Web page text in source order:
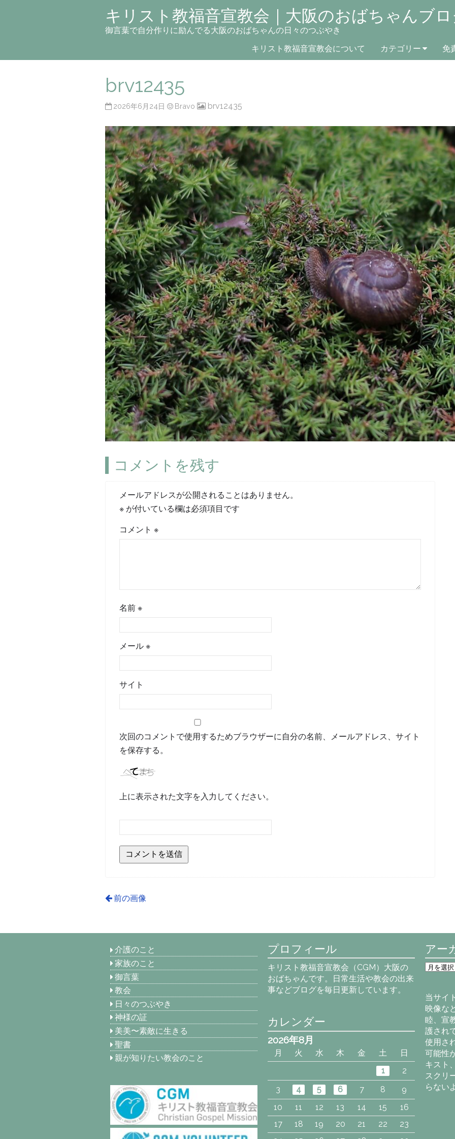
キリスト教福音宣教会｜大阪のおばちゃんブ
御言葉で自分作りに励んでる大阪のおばちゃんの日々のつぶやき
キリスト教福音宣教会について
カテゴリー 免
brv12435
2026年6月24日 Bravo brv12435
コメントを残す
メールアドレスが公開されることはありません。
※ が付いている欄は必須項目です
コメント※
名前※
メール※
サイト
次回のコメントで使用するためブラウザーに自分の名前、メールアドレス、サイト
を保存する。
上に表示された文字を入力してください。
前の画像
介護のこと
家族のこと
御言葉
教会
日々のつぶやき
神様の証
美美〜素敵に生きる
聖書
親が知りたい教会のこと
プロフィール
キリスト教福音宣教会（CGM）大阪の
おばちゃんです。日常生活や教会の出来
事などブログを毎日更新しています。
アー
ア
ー
ブ
当サイ
映像な
睦、宣
護され
使用さ
可能性
キスト
スクリ
らない
カレンダー
2026年8月
月 火 水 木 金 土
日
1
2
3
4 5 6 7 8
9
10
11 12 13 14 15
16
17
18 19 20 21 22
23